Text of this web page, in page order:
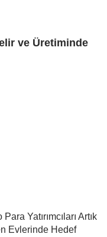
ve Üretiminde
Para Yatırımcıları Artık
Evlerinde Hedef